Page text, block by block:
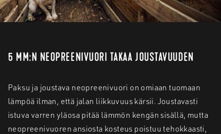
5 MM:N NEOPREENIVUORI TAKAA JOUSTAVUUDEN
Paksu ja joustava neopreenivuori on omiaan tuomaan
lämpöä ilman, että jalan liikkuvuus kärsii. Joustavasti
istuva varren yläosa pitää lämmön kengän sisällä, mutta
neopreenivuoren ansiosta kosteus poistuu tehokkaasti,